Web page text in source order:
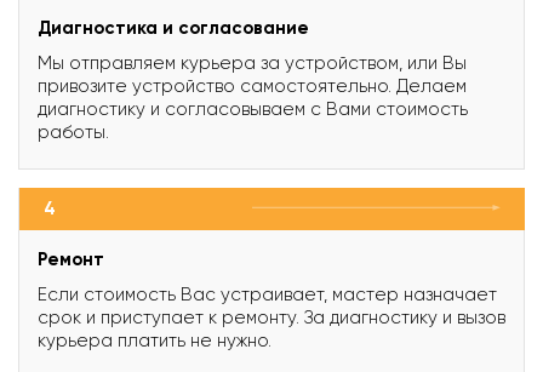
Диагностика и согласование
Мы отправляем курьера за устройством, или Вы
привозите устройство самостоятельно. Делаем
диагностику и согласовываем с Вами стоимость
работы.
4
Ремонт
Если стоимость Вас устраивает, мастер назначает
срок и приступает к ремонту. За диагностику и вызов
курьера платить не нужно.